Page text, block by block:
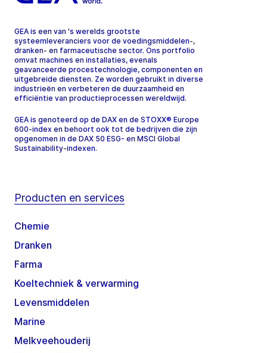
GEA is een van 's werelds grootste
systeemleveranciers voor de voedingsmiddelen-,
dranken- en farmaceutische sector. Ons portfolio
omvat machines en installaties, evenals
geavanceerde procestechnologie, componenten en
uitgebreide diensten. Ze worden gebruikt in diverse
industrieën en verbeteren de duurzaamheid en
efficiëntie van productieprocessen wereldwijd.
GEA is genoteerd op de DAX en de STOXX® Europe
600-index en behoort ook tot de bedrijven die zijn
opgenomen in de DAX 50 ESG- en MSCI Global
Sustainability-indexen.
Producten en services
Chemie
Dranken
Farma
Koeltechniek & verwarming
Levensmiddelen
Marine
Melkveehouderij